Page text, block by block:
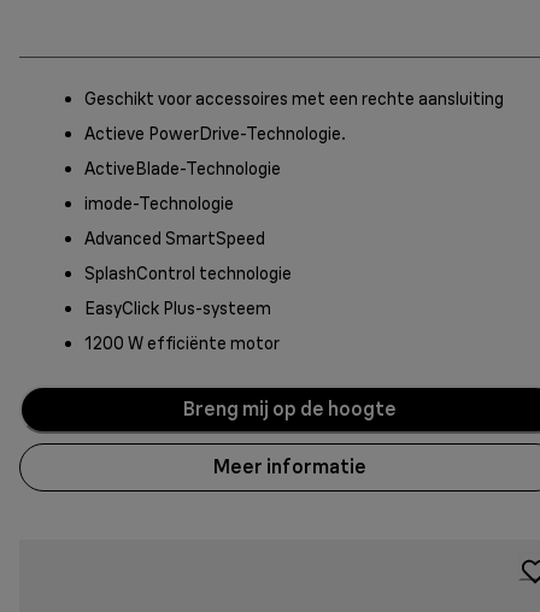
Geschikt voor accessoires met een rechte aansluiting
Actieve PowerDrive-Technologie.
ActiveBlade-Technologie
imode-Technologie
Advanced SmartSpeed
SplashControl technologie
EasyClick Plus-systeem
1200 W efficiënte motor
Breng mij op de hoogte
Meer informatie